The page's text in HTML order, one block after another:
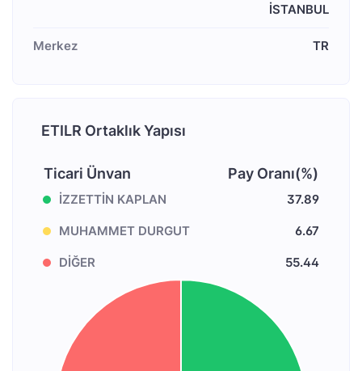
İSTANBUL
Merkez TR
ETILR Ortaklık Yapısı
Ticari Ünvan Pay Oranı(%)
İZZETTİN KAPLAN 37.89
MUHAMMET DURGUT 6.67
DİĞER 55.44